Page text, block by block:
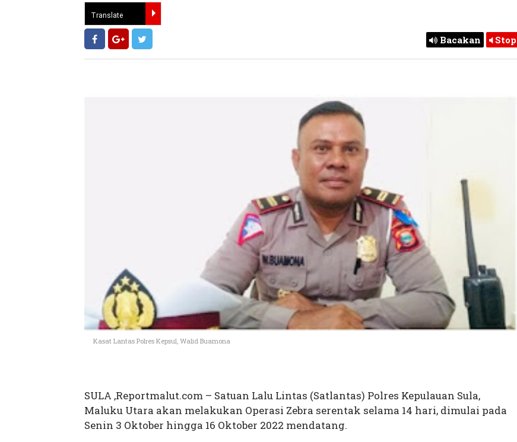
Bacakan Stop
Kasat Lantas Polres Kepsul, Walid Buamona
SULA ,Reportmalut.com – Satuan Lalu Lintas (Satlantas) Polres Kepulauan Sula,
Maluku Utara akan melakukan Operasi Zebra serentak selama 14 hari, dimulai pada
Senin 3 Oktober hingga 16 Oktober 2022 mendatang.